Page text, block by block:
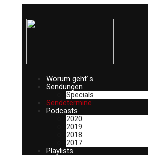
Worum geht´s
Sendungen
Specials
Sendetermine
Podcasts
2020
2019
2018
2017
Playlists